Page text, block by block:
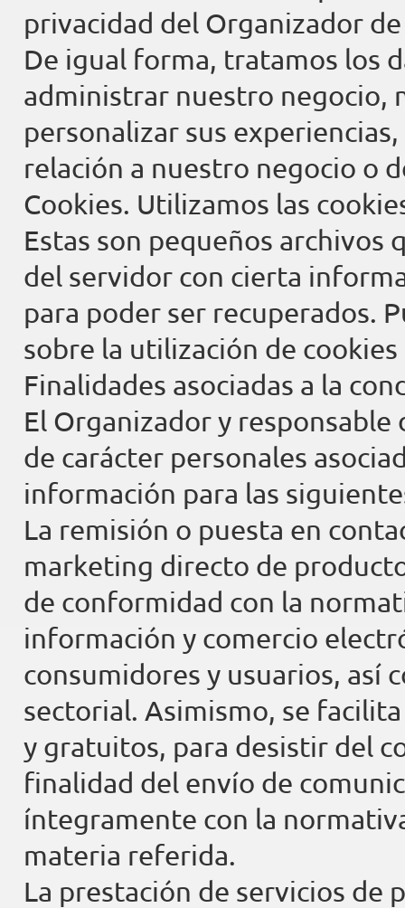
privacidad del Organizador
De igual forma, tratamos los
administrar nuestro negocio,
personalizar sus
relación a nuestro negocio o
Cookies. Utilizamos las
Estas son pequeños archivos
del servidor con cierta
para poder ser recuperados.
sobre la utilización de
Finalidades asociadas a la
El Organizador y
de carácter personales
información para las
La remisión o puesta en
marketing directo de
de conformidad con la
información y comercio
consumidores y usuarios, así
sectorial. Asimismo, se
y gratuitos, para desistir del
finalidad del envío de
íntegramente con la
materia referida.
La prestación de servicios de